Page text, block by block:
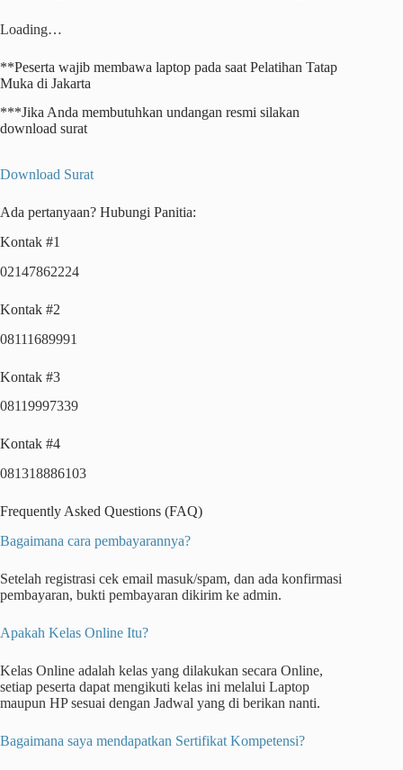
Loading…
**Peserta wajib membawa laptop pada saat Pelatihan Tatap
Muka di Jakarta
***Jika Anda membutuhkan undangan resmi silakan
download surat
Download Surat
Ada pertanyaan? Hubungi Panitia:
Kontak #1
02147862224
Kontak #2
08111689991
Kontak #3
08119997339
Kontak #4
081318886103
Frequently Asked Questions (FAQ)
Bagaimana cara pembayarannya?
Setelah registrasi cek email masuk/spam, dan ada konfirmasi
pembayaran, bukti pembayaran dikirim ke admin.
Apakah Kelas Online Itu?
Kelas Online adalah kelas yang dilakukan secara Online,
setiap peserta dapat mengikuti kelas ini melalui Laptop
maupun HP sesuai dengan Jadwal yang di berikan nanti.
Bagaimana saya mendapatkan Sertifikat Kompetensi?